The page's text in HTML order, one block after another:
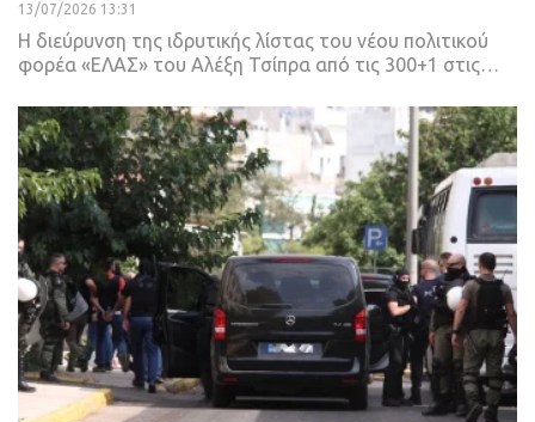
13/07/2026 13:31
Η διεύρυνση της ιδρυτικής λίστας του νέου πολιτικού
φορέα «ΕΛΑΣ» του Αλέξη Τσίπρα από τις 300+1 στις…